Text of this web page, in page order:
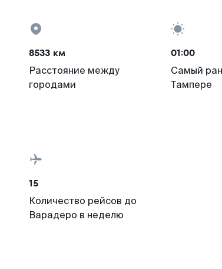
8533 км
Расстояние между
городами
01:00
Самый
Тампере
15
Количество рейсов до
Варадеро в неделю